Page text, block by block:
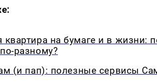
квартира на бумаге и в жизни:
разному?
(и пап): полезные сервисы